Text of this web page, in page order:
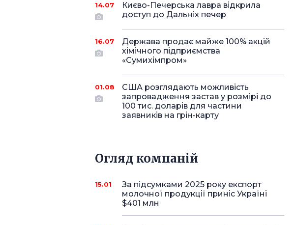
14.07
Києво-Печерська лавра відкрила
доступ до Дальніх печер
16.07
Держава продає майже 100% акцій
хімічного підприємства
«Сумихімпром»
01.08
США розглядають можливість
запровадження застав у розмірі до
100 тис. доларів для частини
заявників на грін-карту
Огляд компаній
15.01
За підсумками 2025 року експорт
молочної продукції приніс Україні
$401 млн